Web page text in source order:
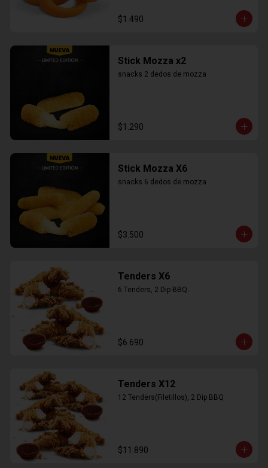
$1.490
Stick Mozza x2
snacks 2 dedos de mozza
$1.290
Stick Mozza X6
snacks 6 dedos de mozza
$3.500
Tenders X6
6 Tenders, 2 Dip BBQ..
$6.690
Tenders X12
12 Tenders(Filetillos), 2 Dip BBQ
$11.890